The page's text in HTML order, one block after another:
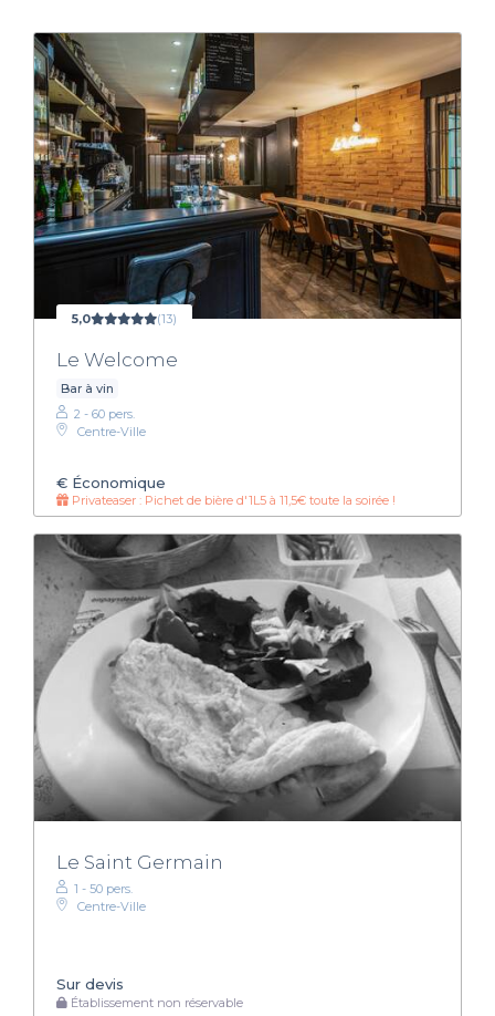
5,0 (13)
Le Welcome
Bar à vin
2 - 60 pers.
Centre-Ville
€ Économique
Privateaser : Pichet de bière d'1L5 à 11,5€ toute la soirée !
Le Saint Germain
1 - 50 pers.
Centre-Ville
Sur devis
Établissement non réservable